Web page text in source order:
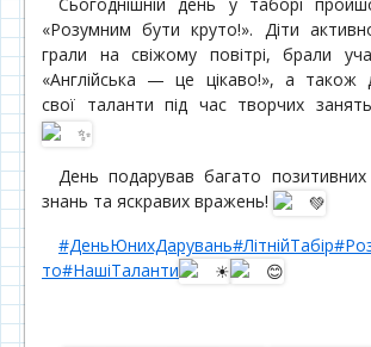
«Розумним бути круто!». Діти
грали на свіжому повітрі, брали
«Англійська — це цікаво!», а також
свої таланти під час творчих
День подарував багато
знань та яскравих вражень!
#ДеньЮнихДарувань#ЛітнійТабір
то#НашіТаланти